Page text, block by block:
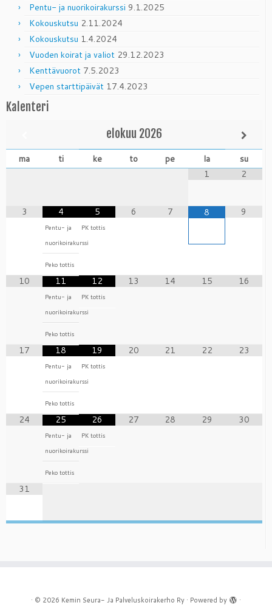
Pentu- ja nuorikoirakurssi 9.1.2025
Kokouskutsu 2.11.2024
Kokouskutsu 1.4.2024
Vuoden koirat ja valiot 29.12.2023
Kenttävuorot 7.5.2023
Vepen starttipäivät 17.4.2023
Kalenteri
elokuu 2026
ma ti ke to pe la
su
1
2
3 4
Pentu- ja
nuorikoirakurssi
Peko tottis
5
PK tottis
6 7 8 9
10 11
Pentu- ja
nuorikoirakurssi
Peko tottis
12
PK tottis
13 14 15 16
17 18
Pentu- ja
nuorikoirakurssi
Peko tottis
19
PK tottis
20 21 22 23
24 25
Pentu- ja
nuorikoirakurssi
Peko tottis
26
PK tottis
27 28 29 30
31
· © 2026 Kemin Seura- Ja Palveluskoirakerho Ry · Powered by
·